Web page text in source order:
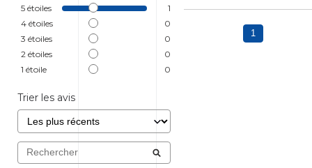
5 étoiles
1
4 étoiles
0
3 étoiles
0
2 étoiles
0
1 étoile 0
Trier les avis
1